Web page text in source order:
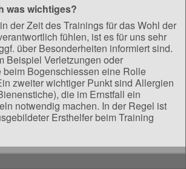
was wichtiges?
der Zeit des Trainings für das Wohl der
fühlen, ist es für uns sehr
über Besonderheiten informiert sind.
Beispiel Verletzungen oder
beim Bogenschiessen eine Rolle
zweiter wichtiger Punkt sind Allergien
die im Ernstfall ein
notwendig machen. In der Regel ist
Ersthelfer beim Training